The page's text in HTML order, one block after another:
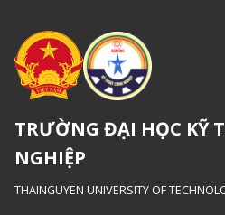
TRƯỜNG ĐẠI HỌC KỸ
NGHIỆP
THAINGUYEN UNIVERSITY OF